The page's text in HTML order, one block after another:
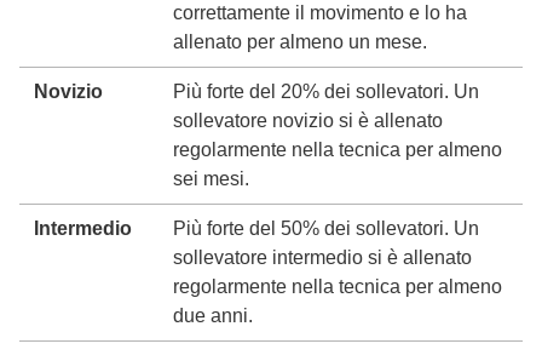
correttamente il movimento e lo ha
allenato per almeno un mese.
Novizio
Più forte del 20% dei sollevatori. Un
sollevatore novizio si è allenato
regolarmente nella tecnica per almeno
sei mesi.
Intermedio
Più forte del 50% dei sollevatori. Un
sollevatore intermedio si è allenato
regolarmente nella tecnica per almeno
due anni.